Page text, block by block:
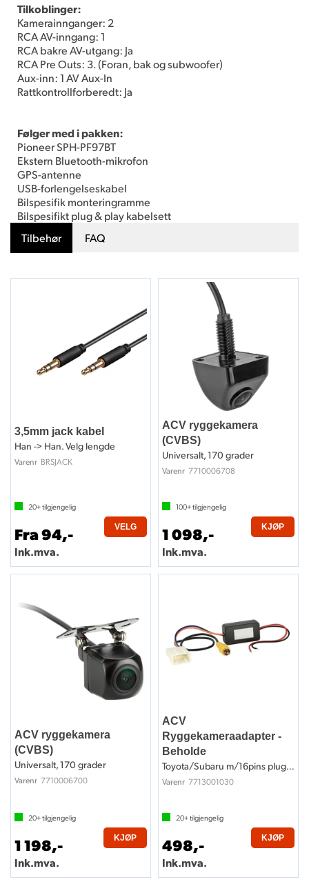
Tilkoblinger:
Kamerainnganger: 2
RCA AV-inngang: 1
RCA bakre AV-utgang: Ja
RCA Pre Outs: 3. (Foran, bak og subwoofer)
Aux-inn: 1 AV Aux-In
Rattkontrollforberedt: Ja
Følger med i pakken:
Pioneer SPH-PF97BT
Ekstern Bluetooth-mikrofon
GPS-antenne
USB-forlengelseskabel
Bilspesifik monteringramme
Bilspesifikt plug & play kabelsett
Tilbehør
FAQ
3,5mm jack kabel
Han -> Han. Velg lengde
Varenr BRSJACK
20+tilgjengelig
Fra 94,-
Ink.mva.
VELG
ACV ryggekamera
(CVBS)
Universalt, 170 grader
Varenr 7710006708
100+tilgjengelig
1 098,-
Ink.mva.
KJØP
ACV ryggekamera
(CVBS)
Universalt, 170 grader
Varenr 7710006700
20+tilgjengelig
1 198,-
Ink.mva.
KJØP
ACV
Ryggekameraadapter -
Beholde
Toyota/Subaru m/16pins plugg (2012->)
Varenr 7713001030
20+tilgjengelig
498,-
Ink.mva.
KJØP